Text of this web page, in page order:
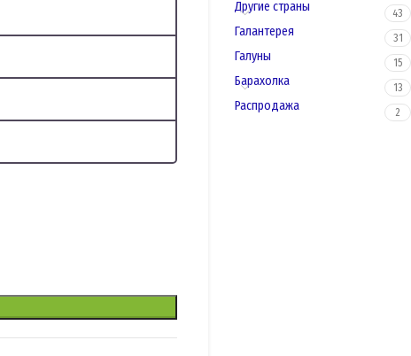
Другие страны 43
Галантерея 31
Галуны 15
Барахолка 13
Распродажа 2